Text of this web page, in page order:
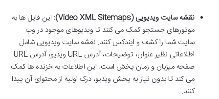
نقشه سایت ویدیویی (Video XML Sitemaps):
این فایل ها به
موتورهای جستجو کمک می کنند تا ویدیوهای موجود در وب
سایت شما را کشف و ایندکس کنند. نقشه سایت ویدیویی شامل
اطلاعاتی نظیر عنوان، توضیحات، آدرس URL ویدیو، آدرس URL
صفحه میزبان و زمان پخش است. این اطلاعات به خزنده ها کمک
می کند تا بدون نیاز به پخش ویدیو، درک اولیه از محتوای آن پیدا
کنند.